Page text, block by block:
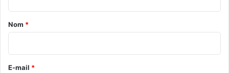
a
r
e
Nom *
E-mail *